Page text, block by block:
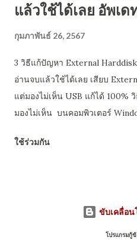
แล้วใช้ได้เลย อัพเด
กุมภาพันธ์ 26, 2567
3 วิธีแก้ปัญหา External
อ่านจบแล้วใช้ได้เลย เสียบ
แต่มองไม่เห็น USB แก้ได้ 100%
มองไม่เห็น บนคอมพิวเตอร์
ปัญหาเสียบ Harddisk หรือ
ตรวจสอบ Drive ใน Disk
Computer Management คลิกที่
ใช้ร่วมกัน
ขับเคลื่อ
โปรแกรมกู้